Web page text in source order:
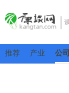
推荐 产业 公司